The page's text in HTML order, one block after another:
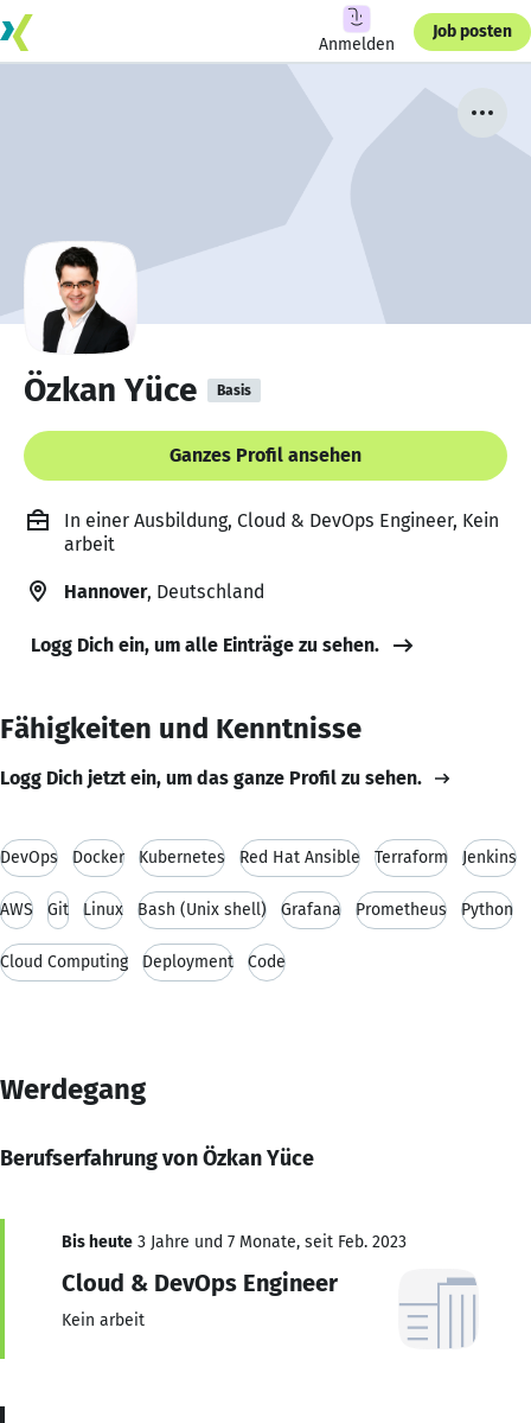
Anmelden
Job posten
Özkan Yüce Basis
Ganzes Profil ansehen
In einer Ausbildung, Cloud & DevOps Engineer, Kein
arbeit
Hannover, Deutschland
Logg Dich ein, um alle Einträge zu sehen.
Fähigkeiten und Kenntnisse
Logg Dich jetzt ein, um das ganze Profil zu sehen.
DevOps Docker Kubernetes Red Hat Ansible Terraform Jenkins
AWS Git Linux Bash (Unix shell) Grafana Prometheus Python
Cloud Computing Deployment Code
Werdegang
Berufserfahrung von Özkan Yüce
Bis heute 3 Jahre und 7 Monate, seit Feb. 2023
Cloud & DevOps Engineer
Kein arbeit